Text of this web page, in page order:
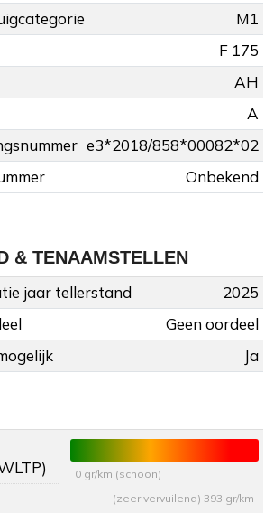
M1
F 175
AH
A
e3*2018/858*00082*02
Onbekend
& TENAAMSTELLEN
jaar tellerstand
2025
Geen oordeel
Ja
0 gr/km (schoon)
(zeer vervuilend) 393 gr/km